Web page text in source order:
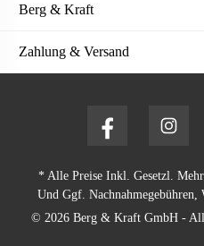
Berg & Kraft
Zahlung & Versand
* Alle Preise Inkl. Gesetzl.
Und Ggf. Nachnahmegebühren,
© 2026 Berg & Kraft GmbH -